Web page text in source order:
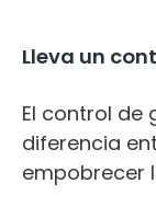
Lleva un
El control de
diferencia
empobrecer